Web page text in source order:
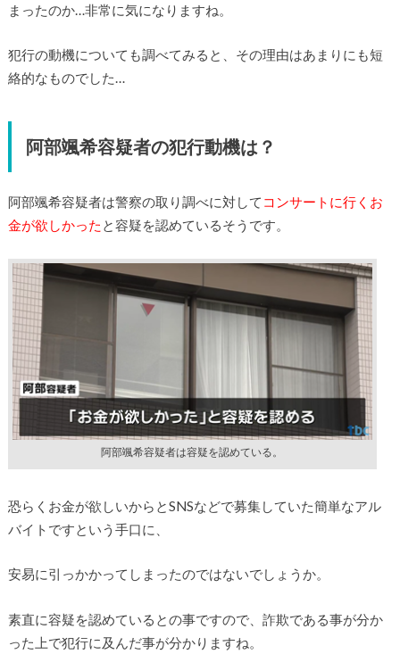
まったのか…非常に気になりますね。
犯行の動機についても調べてみると、その理由はあまりにも短
絡的なものでした…
阿部颯希容疑者の犯行動機は？
阿部颯希容疑者は警察の取り調べに対して コンサートに行くお
金が欲しかった と容疑を認めているそうです。
阿部颯希容疑者は容疑を認めている。
恐らくお金が欲しいからとSNSなどで募集していた簡単なアル
バイトですという手口に、
安易に引っかかってしまったのではないでしょうか。
素直に容疑を認めているとの事ですので、詐欺である事が分か
った上で犯行に及んだ事が分かりますね。